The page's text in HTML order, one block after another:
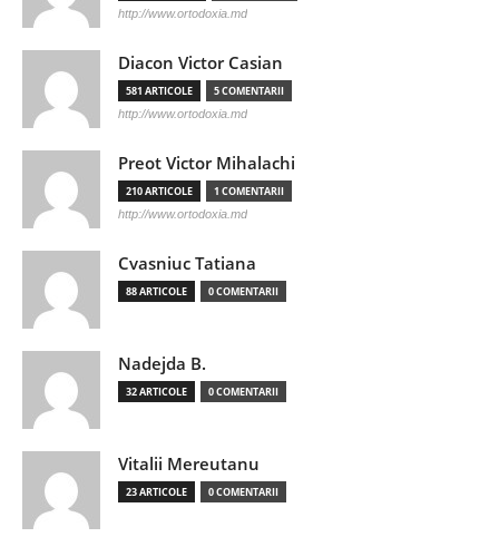
http://www.ortodoxia.md
Diacon Victor Casian
581 ARTICOLE 5 COMENTARII
http://www.ortodoxia.md
Preot Victor Mihalachi
210 ARTICOLE 1 COMENTARII
http://www.ortodoxia.md
Cvasniuc Tatiana
88 ARTICOLE 0 COMENTARII
Nadejda B.
32 ARTICOLE 0 COMENTARII
Vitalii Mereutanu
23 ARTICOLE 0 COMENTARII